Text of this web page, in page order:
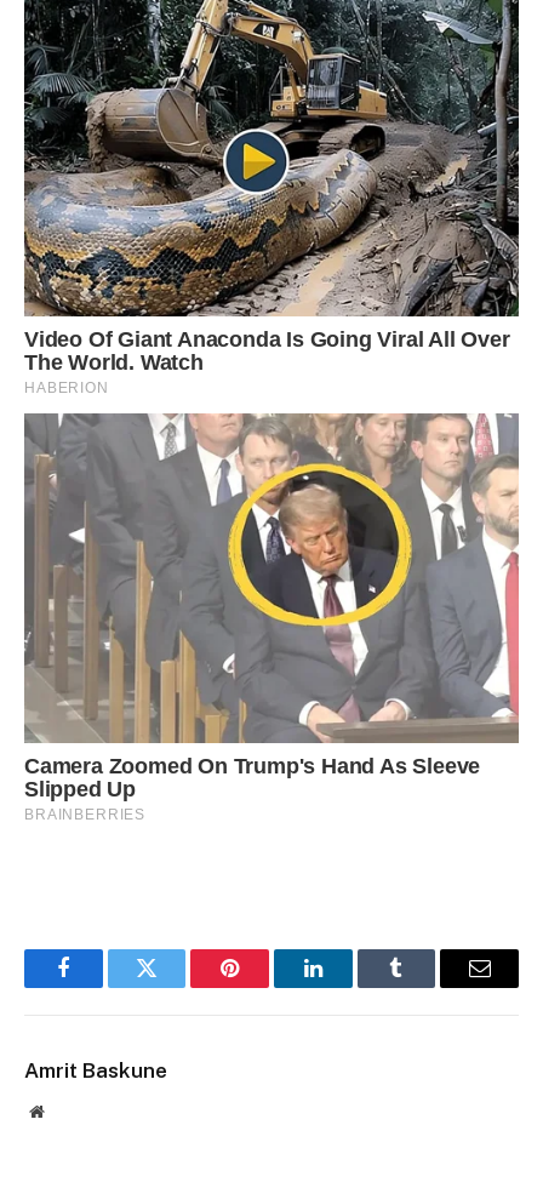
FacebookTwitter Pinterest LinkedInTumblr Email
Amrit Baskune
Website